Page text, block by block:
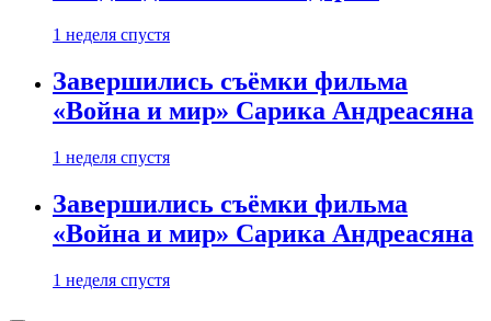
1 неделя спустя
Завершились съёмки фильма
«Война и мир» Сарика Андреасяна
1 неделя спустя
Завершились съёмки фильма
«Война и мир» Сарика Андреасяна
1 неделя спустя